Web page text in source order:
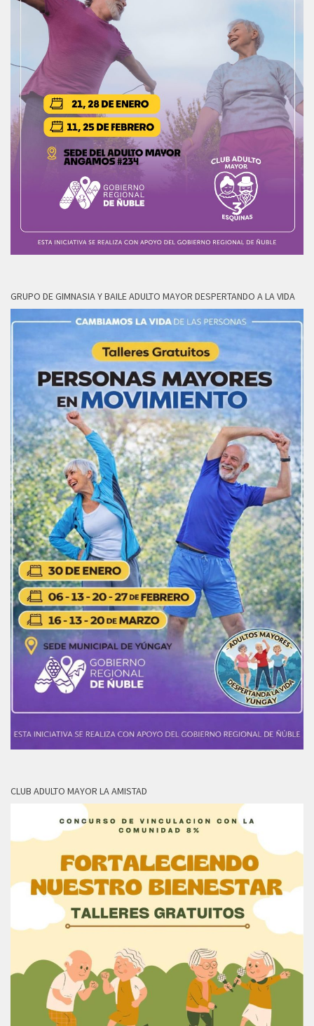
GRUPO DE GIMNASIA Y BAILE ADULTO MAYOR DESPERTANDO A LA VIDA
CLUB ADULTO MAYOR LA AMISTAD